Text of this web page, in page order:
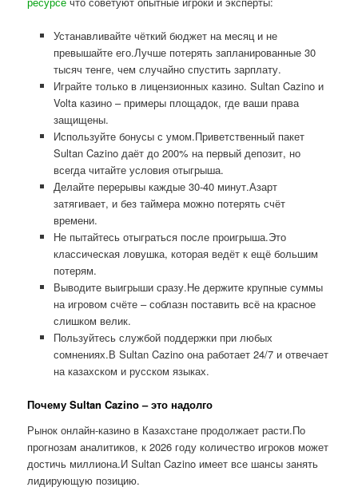
Устанавливайте чёткий бюджет на месяц и не
превышайте его.Лучше потерять запланированные 30
тысяч тенге, чем случайно спустить зарплату.
Играйте только в лицензионных казино. Sultan Cazino и
Volta казино – примеры площадок, где ваши права
защищены.
Используйте бонусы с умом.Приветственный пакет
Sultan Cazino даёт до 200% на первый депозит, но
всегда читайте условия отыгрыша.
Делайте перерывы каждые 30-40 минут.Азарт
затягивает, и без таймера можно потерять счёт
времени.
Не пытайтесь отыграться после проигрыша.Это
классическая ловушка, которая ведёт к ещё большим
потерям.
Выводите выигрыши сразу.Не держите крупные суммы
на игровом счёте – соблазн поставить всё на красное
слишком велик.
Пользуйтесь службой поддержки при любых
сомнениях.В Sultan Cazino она работает 24/7 и отвечает
на казахском и русском языках.
Почему Sultan Cazino – это надолго
Рынок онлайн-казино в Казахстане продолжает расти.По
прогнозам аналитиков, к 2026 году количество игроков может
достичь миллиона.И Sultan Cazino имеет все шансы занять
лидирующую позицию.